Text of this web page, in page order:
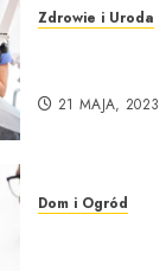
Zdrowie i Uroda
21 MAJA, 2023
Dom i Ogród